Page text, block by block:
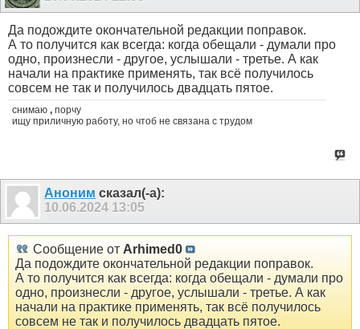
Да подождите окончательной редакции поправок.
А то получится как всегда: когда обещали - думали про
одно, произнесли - другое, услышали - третье. А как
начали на практике применять, так всё получилось
совсем не так и получилось двадцать пятое.
снимаю , порчу
ищу приличную работу, но чтоб не связана с трудом
Аноним сказал(-а):
10.06.2024 13:05
Сообщение от Arhimed0
Да подождите окончательной редакции поправок.
А то получится как всегда: когда обещали - думали про
одно, произнесли - другое, услышали - третье. А как
начали на практике применять, так всё получилось
совсем не так и получилось двадцать пятое.